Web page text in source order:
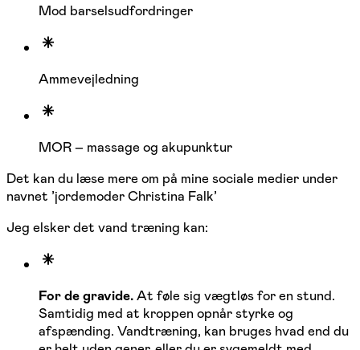
Mod barselsudfordringer
Ammevejledning
MOR – massage og akupunktur
Det kan du læse mere om på mine sociale medier under
navnet ’jordemoder Christina Falk’
Jeg elsker det vand træning kan:
For de gravide.At føle sig vægtløs for en stund.
Samtidig med at kroppen opnår styrke og
afspænding. Vandtræning, kan bruges hvad end du